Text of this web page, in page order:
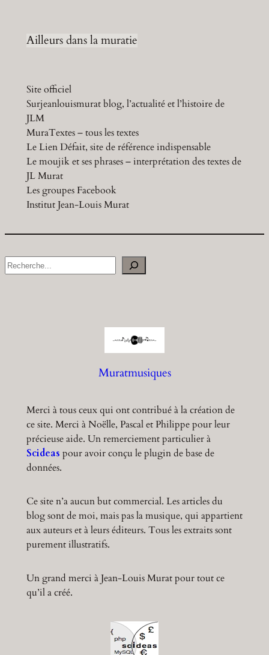
Ailleurs dans la muratie
Site officiel
Surjeanlouismurat blog, l’actualité et l’histoire de
JLM
MuraTextes – tous les textes
Le Lien Défait, site de référence indispensable
Le moujik et ses phrases – interprétation des textes de
JL Murat
Les groupes Facebook
Institut Jean-Louis Murat
S
Muratmusiques
Merci à tous ceux qui ont contribué à la création de
ce site. Merci à Noëlle, Pascal et Philippe pour leur
précieuse aide. Un remerciement particulier à
Scideas pour avoir conçu le plugin de base de
données.
Ce site n’a aucun but commercial. Les articles du
blog sont de moi, mais pas la musique, qui appartient
aux auteurs et à leurs éditeurs. Tous les extraits sont
purement illustratifs.
Un grand merci à Jean-Louis Murat pour tout ce
qu’il a créé.